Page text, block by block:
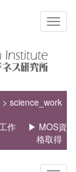
> science_work
作
▶ MOS資
格取得